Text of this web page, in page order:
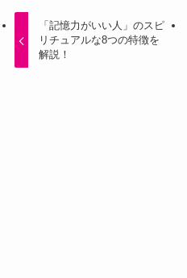
「記憶力がいい人」のスピ
リチュアルな8つの特徴を
解説！